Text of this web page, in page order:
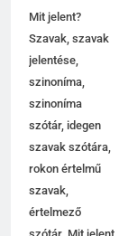
Mit jelent?
Szavak, szavak
jelentése,
szinoníma,
szinoníma
szótár, idegen
szavak szótára,
rokon értelmű
szavak,
értelmező
5